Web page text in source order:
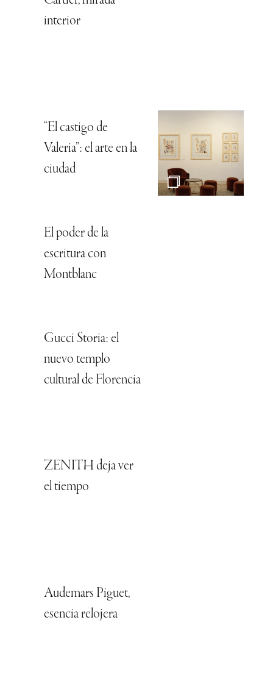
interior
“El castigo de
Valeria”: el arte en la
ciudad
El poder de la
escritura con
Montblanc
Gucci Storia: el
nuevo templo
cultural de Florencia
ZENITH deja ver
el tiempo
Audemars Piguet,
esencia relojera